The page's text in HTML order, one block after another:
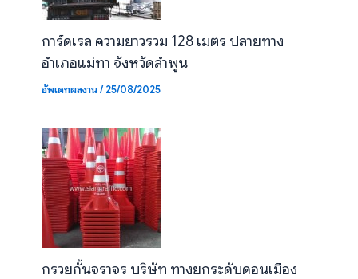
การ์ดเรล ความยาวรวม 128 เมตร ปลายทาง
อำเภอแม่ทา จังหวัดลำพูน
อัพเดทผลงาน/25/08/2025
กรวยกั้นจราจร บริษัท ทางยกระดับดอนเมือง